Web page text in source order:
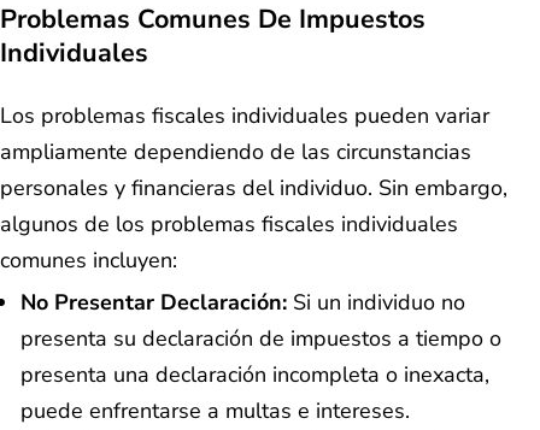
Problemas Comunes De Impuestos
Individuales
Los problemas fiscales individuales pueden variar
ampliamente dependiendo de las circunstancias
personales y financieras del individuo. Sin embargo,
algunos de los problemas fiscales individuales
comunes incluyen:
No Presentar Declaración: Si un individuo no
presenta su declaración de impuestos a tiempo o
presenta una declaración incompleta o inexacta,
puede enfrentarse a multas e intereses.